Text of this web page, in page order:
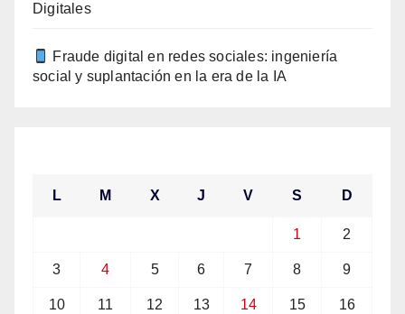
Digitales
Fraude digital en redes sociales: ingeniería
social y suplantación en la era de la IA
L M X J V S D
1 2
3 4 5 6 7 8 9
10 11 12 13 14 15 16